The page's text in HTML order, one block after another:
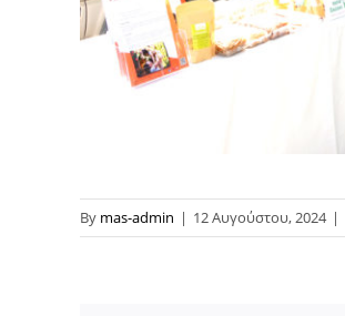
By mas-admin | 12 Αυγούστου, 2024 |